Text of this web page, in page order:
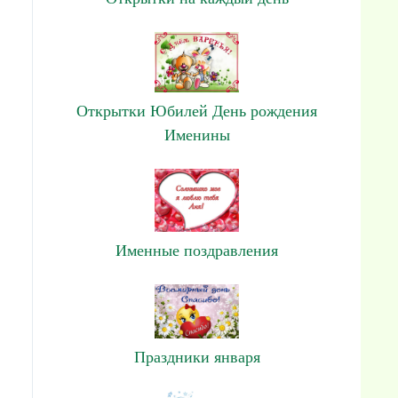
Открытки Юбилей День рождения
Именины
Именные поздравления
Праздники января